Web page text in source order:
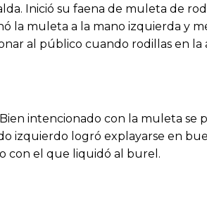
Inició su faena de muleta de
la muleta a la mano izquierda y
al público cuando rodillas en
intencionado con la muleta
izquierdo logró explayarse en
con el que liquidó al burel.